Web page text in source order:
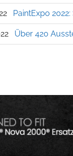
PaintExpo
Über 420